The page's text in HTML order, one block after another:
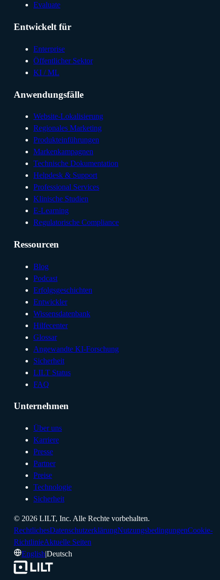
Evaluate
Entwickelt für
Enterprise
Öffentlicher Sektor
KI / ML
Anwendungsfälle
Website-Lokalisierung
Regionales Marketing
Produkteinführungen
Markenkampagnen
Technische Dokumentation
Helpdesk & Support
Professional Services
Klinische Studien
E-Learning
Regulatorische Compliance
Ressourcen
Blog
Podcast
Erfolgsgeschichten
Entwickler
Wissensdatenbank
Hilfecenter
Glossar
Angewandte KI-Forschung
Sicherheit
LILT Status
FAQ
Unternehmen
Über uns
Karriere
Presse
Partner
Preise
Technologie
Sicherheit
© 2026 LILT, Inc. Alle Rechte vorbehalten.
RechtlichesDatenschutzerklärungNutzungsbedingungenCookie-
RichtlinieAktuelle Seiten
English|Deutsch